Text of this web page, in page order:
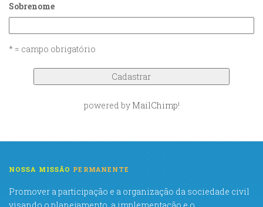
Sobrenome
* = campo obrigatório
powered by MailChimp!
NOSSA MISSÃO PERMANENTE
Promover a participação e a organização da sociedade civil